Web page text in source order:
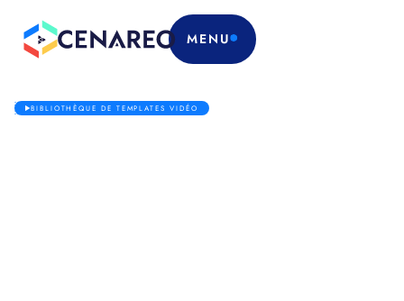
MENU
BIBLIOTHÈQUE DE TEMPLATES VIDÉO